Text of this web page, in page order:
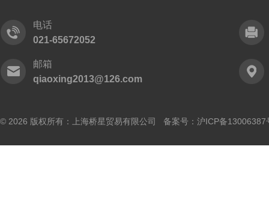
电话
021-65672052
邮箱
qiaoxing2013@126.com
© 2026 版权所有：上海桥星贸易有限公司 备案号： 沪ICP备13006387